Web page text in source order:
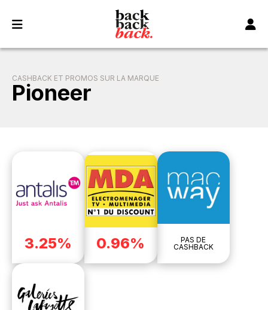
CASHBACK ET PROMOS SUR LA MARQUE
Pioneer
3.25% 0.96%
PAS DE
CASHBACK